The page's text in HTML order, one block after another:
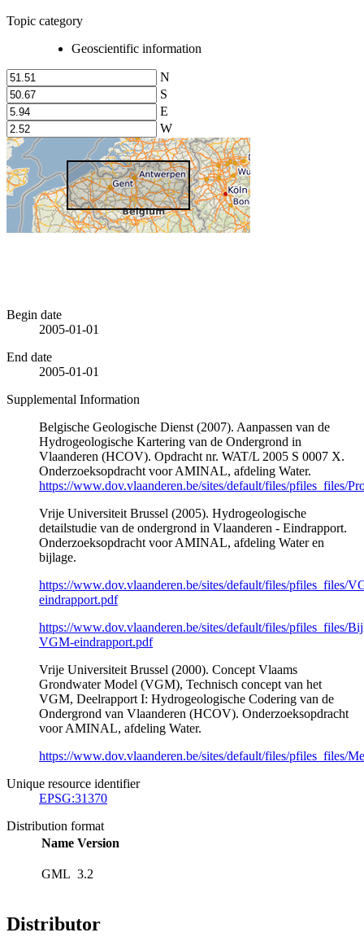
Topic category
Geoscientific information
N
S
E
W
Begin date
2005-01-01
End date
2005-01-01
Supplemental Information
Belgische Geologische Dienst (2007). Aanpassen van de
Hydrogeologische Kartering van de Ondergrond in
Vlaanderen (HCOV). Opdracht nr. WAT/L 2005 S 0007 X.
Onderzoeksopdracht voor AMINAL, afdeling Water.
https://www.dov.vlaanderen.be/sites/default/files/pfiles_files/
Vrije Universiteit Brussel (2005). Hydrogeologische
detailstudie van de ondergrond in Vlaanderen - Eindrapport.
Onderzoeksopdracht voor AMINAL, afdeling Water en
bijlage.
https://www.dov.vlaanderen.be/sites/default/files/pfiles_files/
eindrapport.pdf
https://www.dov.vlaanderen.be/sites/default/files/pfiles_files/
VGM-eindrapport.pdf
Vrije Universiteit Brussel (2000). Concept Vlaams
Grondwater Model (VGM), Technisch concept van het
VGM, Deelrapport I: Hydrogeologische Codering van de
Ondergrond van Vlaanderen (HCOV). Onderzoeksopdracht
voor AMINAL, afdeling Water.
https://www.dov.vlaanderen.be/sites/default/files/pfiles_files/
Unique resource identifier
EPSG:31370
Distribution format
Name Version
GML 3.2
Distributor